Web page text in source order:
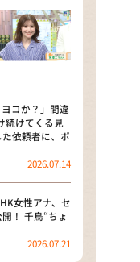
シーズン２
ダ
イブ 正義の
チ～
い！
コか？」間違
続けてくる見
依頼者に、ポ
2026.07.14
女性アナ、セ
！ 千鳥“ちょ
2026.07.21